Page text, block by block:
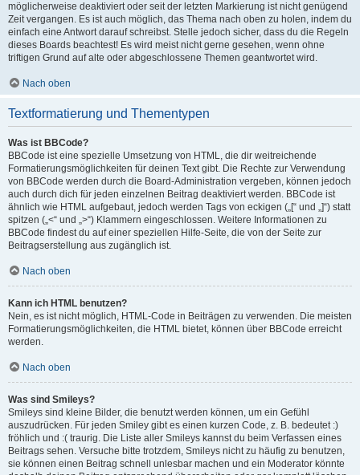
möglicherweise deaktiviert oder seit der letzten Markierung ist nicht genügend
Zeit vergangen. Es ist auch möglich, das Thema nach oben zu holen, indem du
einfach eine Antwort darauf schreibst. Stelle jedoch sicher, dass du die Regeln
dieses Boards beachtest! Es wird meist nicht gerne gesehen, wenn ohne
triftigen Grund auf alte oder abgeschlossene Themen geantwortet wird.
Nach oben
Textformatierung und Thementypen
Was ist BBCode?
BBCode ist eine spezielle Umsetzung von HTML, die dir weitreichende
Formatierungsmöglichkeiten für deinen Text gibt. Die Rechte zur Verwendung
von BBCode werden durch die Board-Administration vergeben, können jedoch
auch durch dich für jeden einzelnen Beitrag deaktiviert werden. BBCode ist
ähnlich wie HTML aufgebaut, jedoch werden Tags von eckigen („[“ und „]“) statt
spitzen („<“ und „>“) Klammern eingeschlossen. Weitere Informationen zu
BBCode findest du auf einer speziellen Hilfe-Seite, die von der Seite zur
Beitragserstellung aus zugänglich ist.
Nach oben
Kann ich HTML benutzen?
Nein, es ist nicht möglich, HTML-Code in Beiträgen zu verwenden. Die meisten
Formatierungsmöglichkeiten, die HTML bietet, können über BBCode erreicht
werden.
Nach oben
Was sind Smileys?
Smileys sind kleine Bilder, die benutzt werden können, um ein Gefühl
auszudrücken. Für jeden Smiley gibt es einen kurzen Code, z. B. bedeutet :)
fröhlich und :( traurig. Die Liste aller Smileys kannst du beim Verfassen eines
Beitrags sehen. Versuche bitte trotzdem, Smileys nicht zu häufig zu benutzen,
sie können einen Beitrag schnell unlesbar machen und ein Moderator könnte